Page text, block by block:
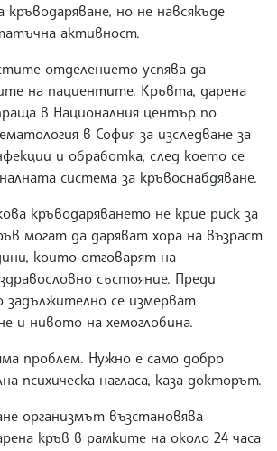
но не навсякъде
активност.
отделението успява да
на пациентите. Кръвта, дарена
в Националния център по
в София за изследване за
и обработка, след което се
система за кръвоснабдяване.
кръводаряването не крие риск за
могат да даряват хора на възраст
които отговарят на
състояние. Преди
задължително се измерват
и нивото на хемоглобина.
проблем. Нужно е само добро
психическа нагласа, каза докторът.
организмът възстановява
кръв в рамките на около 24 часа